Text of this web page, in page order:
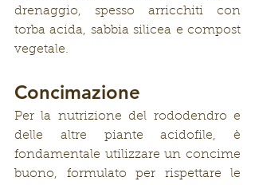
drenaggio, spesso arricchiti con
torba acida, sabbia silicea e compost
vegetale.
Concimazione
Per la nutrizione del rododendro e
delle altre piante acidofile, è
fondamentale utilizzare un concime
buono, formulato per rispettare le